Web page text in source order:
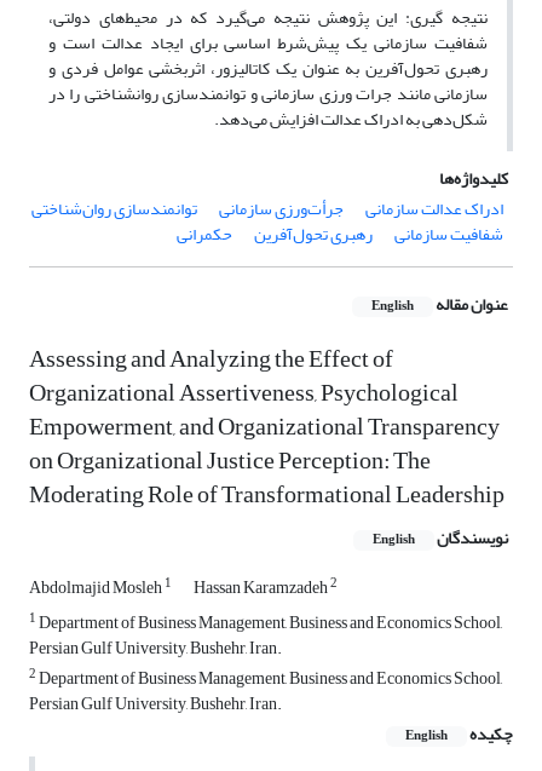
نتیجه گیری: این پژوهش نتیجه می‌گیرد که در محیط‌های دولتی،
شفافیت سازمانی یک پیش‌شرط اساسی برای ایجاد عدالت است و
رهبری تحول‌آفرین به عنوان یک کاتالیزور، اثربخشی عوامل فردی و
سازمانی مانند جرات ورزی سازمانی و توانمندسازی روانشناختی را در
شکل‌دهی به ادراک عدالت افزایش می‌دهد.
کلیدواژه‌ها
ادراک عدالت سازمانی
جرأت‌ورزی سازمانی توانمندسازی روان‌شناختی
شفافیت سازمانی رهبری تحول‌آفرین حکمرانی
عنوان مقاله English
Assessing and Analyzing the Effect of
Organizational Assertiveness, Psychological
Empowerment, and Organizational Transparency
on Organizational Justice Perception: The
Moderating Role of Transformational Leadership
نویسندگان English
Abdolmajid Mosleh1 Hassan Karamzadeh2
1Department of Business Management, Business and Economics School,
Persian Gulf University, Bushehr, Iran.
2Department of Business Management, Business and Economics School,
Persian Gulf University, Bushehr, Iran.
چکیده
English